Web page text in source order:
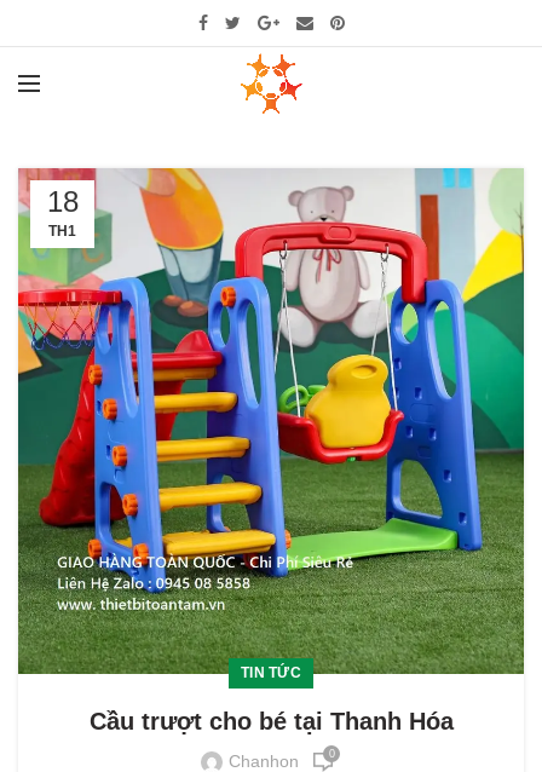
18
TH1
TIN TỨC
Cầu trượt cho bé tại Thanh Hóa
Chanhon 0